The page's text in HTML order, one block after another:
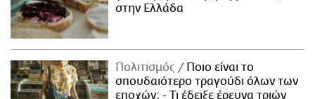
στην Ελλάδα
Πολιτισμός
Ποιο είναι το
σπουδαιότερο τραγούδι όλων των
εποχών; - Τι έδειξε έρευνα τριών